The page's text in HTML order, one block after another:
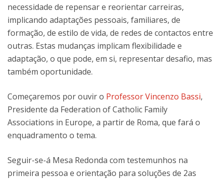
necessidade de repensar e reorientar carreiras,
implicando adaptações pessoais, familiares, de
formação, de estilo de vida, de redes de contactos entre
outras. Estas mudanças implicam flexibilidade e
adaptação, o que pode, em si, representar desafio, mas
também oportunidade.
Começaremos por ouvir o Professor Vincenzo Bassi,
Presidente da Federation of Catholic Family
Associations in Europe, a partir de Roma, que fará o
enquadramento o tema.
Seguir-se-á Mesa Redonda com testemunhos na
primeira pessoa e orientação para soluções de 2as